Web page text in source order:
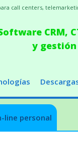
CRM,
y
line personal
call centers,